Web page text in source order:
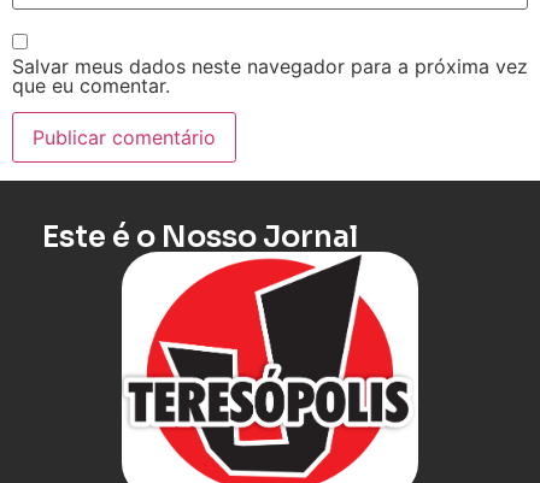
Salvar meus dados neste navegador para a próxima vez
que eu comentar.
Este é o Nosso Jornal